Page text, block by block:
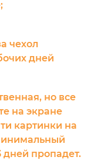
чехол
дней
но все
на экране
картинки на
дней пропадет.